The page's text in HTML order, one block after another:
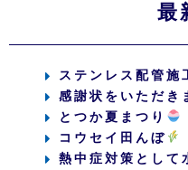
最
ステンレス配管施
感謝状をいただき
とつか夏まつり
コウセイ田んぼ
熱中症対策として